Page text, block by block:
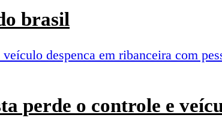
brasil
perde o controle e